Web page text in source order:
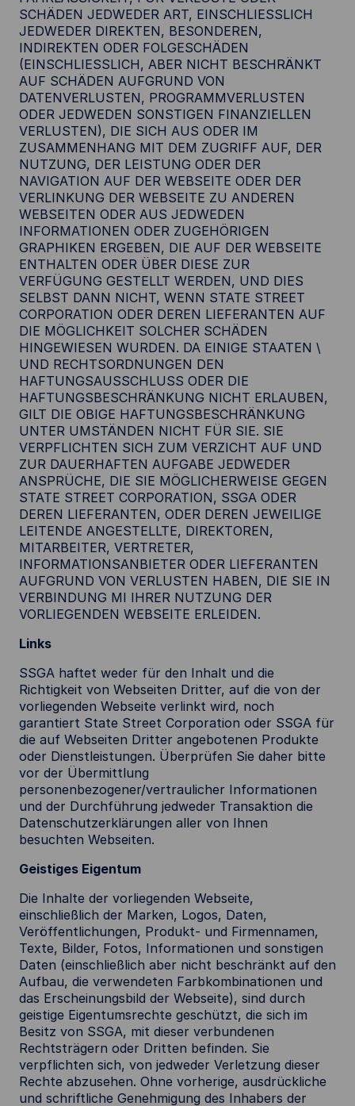
SCHÄDEN JEDWEDER ART, EINSCHLIESSLICH
JEDWEDER DIREKTEN, BESONDEREN,
INDIREKTEN ODER FOLGESCHÄDEN
(EINSCHLIESSLICH, ABER NICHT BESCHRÄNKT
AUF SCHÄDEN AUFGRUND VON
DATENVERLUSTEN, PROGRAMMVERLUSTEN
ODER JEDWEDEN SONSTIGEN FINANZIELLEN
VERLUSTEN), DIE SICH AUS ODER IM
ZUSAMMENHANG MIT DEM ZUGRIFF AUF, DER
NUTZUNG, DER LEISTUNG ODER DER
NAVIGATION AUF DER WEBSEITE ODER DER
VERLINKUNG DER WEBSEITE ZU ANDEREN
WEBSEITEN ODER AUS JEDWEDEN
INFORMATIONEN ODER ZUGEHÖRIGEN
GRAPHIKEN ERGEBEN, DIE AUF DER WEBSEITE
ENTHALTEN ODER ÜBER DIESE ZUR
VERFÜGUNG GESTELLT WERDEN, UND DIES
SELBST DANN NICHT, WENN STATE STREET
CORPORATION ODER DEREN LIEFERANTEN AUF
DIE MÖGLICHKEIT SOLCHER SCHÄDEN
HINGEWIESEN WURDEN. DA EINIGE STAATEN \
UND RECHTSORDNUNGEN DEN
HAFTUNGSAUSSCHLUSS ODER DIE
HAFTUNGSBESCHRÄNKUNG NICHT ERLAUBEN,
GILT DIE OBIGE HAFTUNGSBESCHRÄNKUNG
UNTER UMSTÄNDEN NICHT FÜR SIE. SIE
VERPFLICHTEN SICH ZUM VERZICHT AUF UND
ZUR DAUERHAFTEN AUFGABE JEDWEDER
ANSPRÜCHE, DIE SIE MÖGLICHERWEISE GEGEN
STATE STREET CORPORATION, SSGA ODER
DEREN LIEFERANTEN, ODER DEREN JEWEILIGE
LEITENDE ANGESTELLTE, DIREKTOREN,
MITARBEITER, VERTRETER,
INFORMATIONSANBIETER ODER LIEFERANTEN
AUFGRUND VON VERLUSTEN HABEN, DIE SIE IN
VERBINDUNG MI IHRER NUTZUNG DER
VORLIEGENDEN WEBSEITE ERLEIDEN.
Links
SSGA haftet weder für den Inhalt und die
Richtigkeit von Webseiten Dritter, auf die von der
vorliegenden Webseite verlinkt wird, noch
garantiert State Street Corporation oder SSGA für
die auf Webseiten Dritter angebotenen Produkte
oder Dienstleistungen. Überprüfen Sie daher bitte
vor der Übermittlung
personenbezogener/vertraulicher Informationen
und der Durchführung jedweder Transaktion die
Datenschutzerklärungen aller von Ihnen
besuchten Webseiten.
Geistiges Eigentum
Die Inhalte der vorliegenden Webseite,
einschließlich der Marken, Logos, Daten,
Veröffentlichungen, Produkt- und Firmennamen,
Texte, Bilder, Fotos, Informationen und sonstigen
Daten (einschließlich aber nicht beschränkt auf den
Aufbau, die verwendeten Farbkombinationen und
das Erscheinungsbild der Webseite), sind durch
geistige Eigentumsrechte geschützt, die sich im
Besitz von SSGA, mit dieser verbundenen
Rechtsträgern oder Dritten befinden. Sie
verpflichten sich, von jedweder Verletzung dieser
Rechte abzusehen. Ohne vorherige, ausdrückliche
und schriftliche Genehmigung des Inhabers der